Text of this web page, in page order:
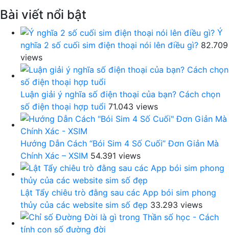
Bài viết nổi bật
Ý
nghĩa 2 số cuối sim điện thoại nói lên điều gì? 82.709
views
Luận giải ý nghĩa số điện thoại của bạn? Cách chọn
số điện thoại hợp tuổi 71.043 views
Hướng Dẫn Cách “Bói Sim 4 Số Cuối” Đơn Giản Mà
Chính Xác – XSIM 54.391 views
Lật Tẩy chiêu trò đằng sau các App bói sim phong
thủy của các website sim số đẹp 33.293 views